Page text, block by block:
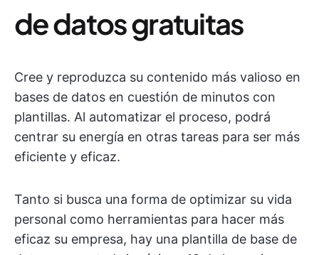
de datos gratuitas
Cree y reproduzca su contenido más valioso en
bases de datos en cuestión de minutos con
plantillas. Al automatizar el proceso, podrá
centrar su energía en otras tareas para ser más
eficiente y eficaz.
Tanto si busca una forma de optimizar su vida
personal como herramientas para hacer más
eficaz su empresa, hay una plantilla de base de